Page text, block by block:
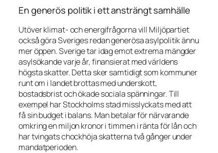
En generös politik i ett ansträngt samhälle
Utöver klimat- och energifrågorna vill Miljöpartiet
också göra Sveriges redan generösa asylpolitik ännu
mer öppen. Sverige tar idag emot extrema mängder
asylsökande varje år, finansierat med världens
högsta skatter. Detta sker samtidigt som kommuner
runt om i landet brottas med underskott,
bostadsbrist och ökade sociala spänningar. Till
exempel har Stockholms stad misslyckats med att
få sin budget i balans. Man betalar för närvarande
omkring en miljon kronor i timmen i ränta för lån och
har tvingats chockhöja skatterna två gånger under
mandatperioden.